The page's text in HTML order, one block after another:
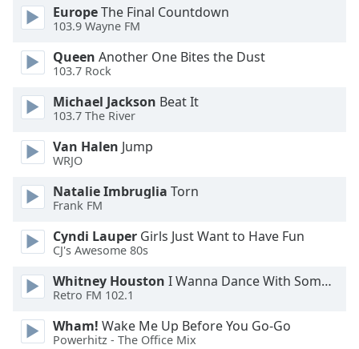
Family
Reset
Done
Close
Modal
Dialog
window.
EuropeThe Final Countdown
103.9 Wayne FM
Queen Another One Bites the Dust
103.7 Rock
Michael Jackson Beat It
103.7 The River
Van Halen Jump
WRJO
Natalie Imbruglia Torn
Frank FM
Cyndi Lauper Girls Just Want to Have Fun
CJ's Awesome 80s
Whitney Houston I Wanna Dance With Somebody
Retro FM 102.1
Wham! Wake Me Up Before You Go-Go
Powerhitz - The Office Mix